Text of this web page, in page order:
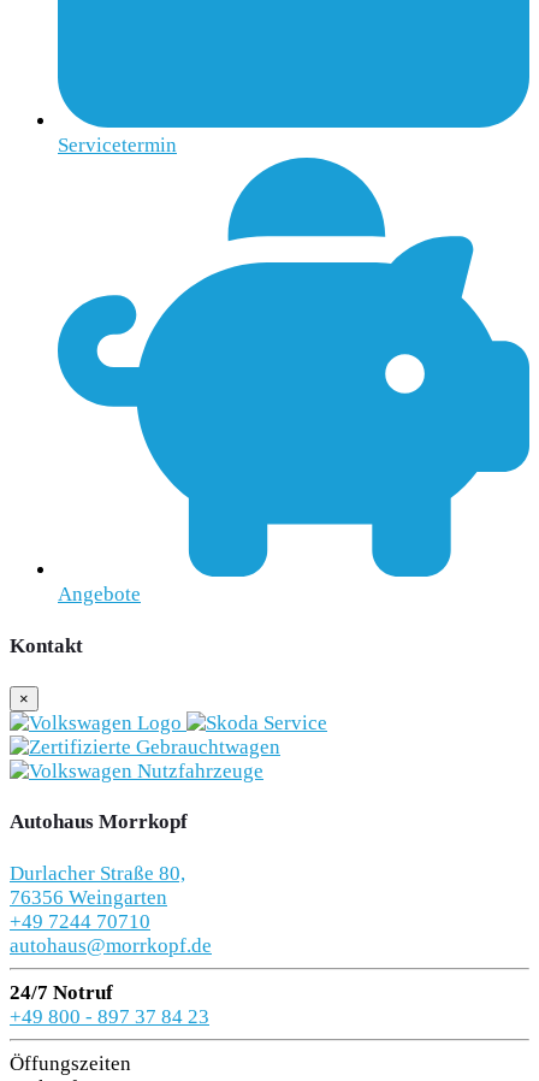
Servicetermin
Angebote
Kontakt
×
Autohaus Morrkopf
Durlacher Straße 80,
76356 Weingarten
+49 7244 70710
autohaus@morrkopf.de
24/7 Notruf
+49 800 - 897 37 84 23
Öffungszeiten